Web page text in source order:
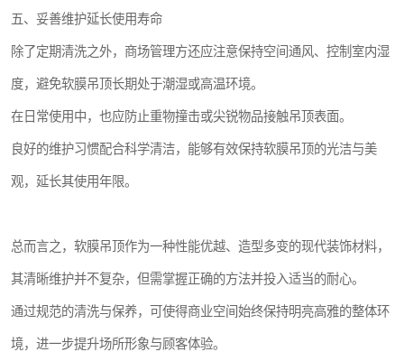
五、妥善维护延长使用寿命
除了定期清洗之外，商场管理方还应注意保持空间通风、控制室内湿
度，避免软膜吊顶长期处于潮湿或高温环境。
在日常使用中，也应防止重物撞击或尖锐物品接触吊顶表面。
良好的维护习惯配合科学清洁，能够有效保持软膜吊顶的光洁与美
观，延长其使用年限。
总而言之，软膜吊顶作为一种性能优越、造型多变的现代装饰材料，
其清晰维护并不复杂，但需掌握正确的方法并投入适当的耐心。
通过规范的清洗与保养，可使得商业空间始终保持明亮高雅的整体环
境，进一步提升场所形象与顾客体验。